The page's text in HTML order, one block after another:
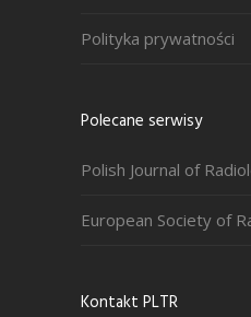
Polityka prywatności
Polecane serwisy
Polish Journal of
European Society of
Kontakt PLTR